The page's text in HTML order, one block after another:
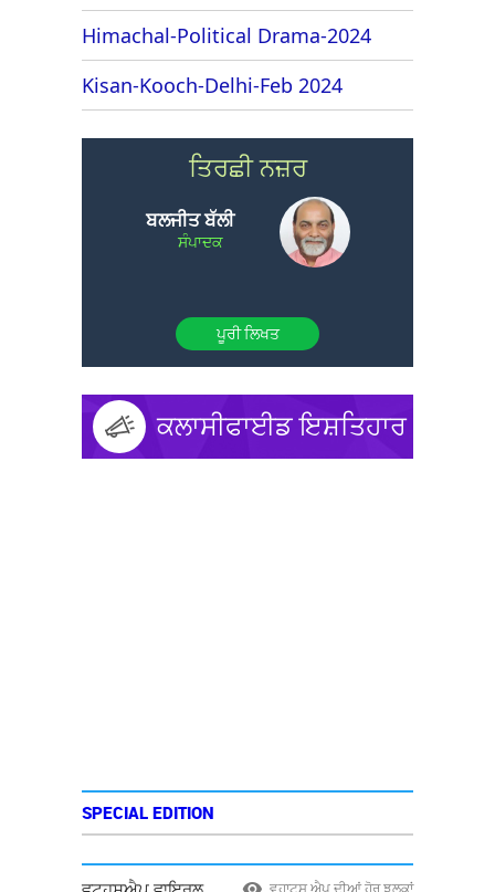
Himachal-Political Drama-2024
Kisan-Kooch-Delhi-Feb 2024
ਤਿਰਛੀ ਨਜ਼ਰ
ਬਲਜੀਤ ਬੱਲੀ
ਸੰਪਾਦਕ
ਪੂਰੀ ਲਿਖਤ
ਕਲਾਸੀਫਾਈਡ ਇਸ਼ਤਿਹਾਰ
SPECIAL EDITION
ਵ੍ਹਾਟਸ ਐਪ ਦੀਆਂ ਹੋਰ ਝਲਕਾਂ